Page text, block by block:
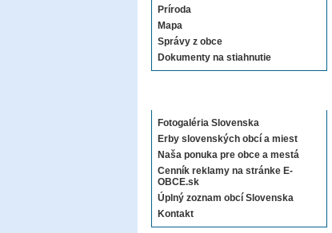
Príroda
Mapa
Správy z obce
Dokumenty na stiahnutie
Fotogaléria Slovenska
Erby slovenských obcí a miest
Naša ponuka pre obce a mestá
Cenník reklamy na stránke E-
OBCE.sk
Úplný zoznam obcí Slovenska
Kontakt